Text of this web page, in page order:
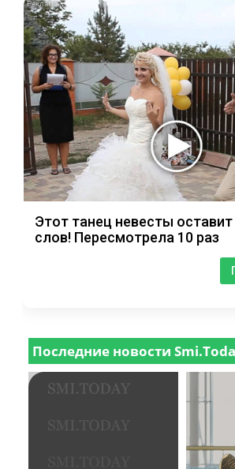
Этот танец невесты оставит
слов! Пересмотрела 10 раз